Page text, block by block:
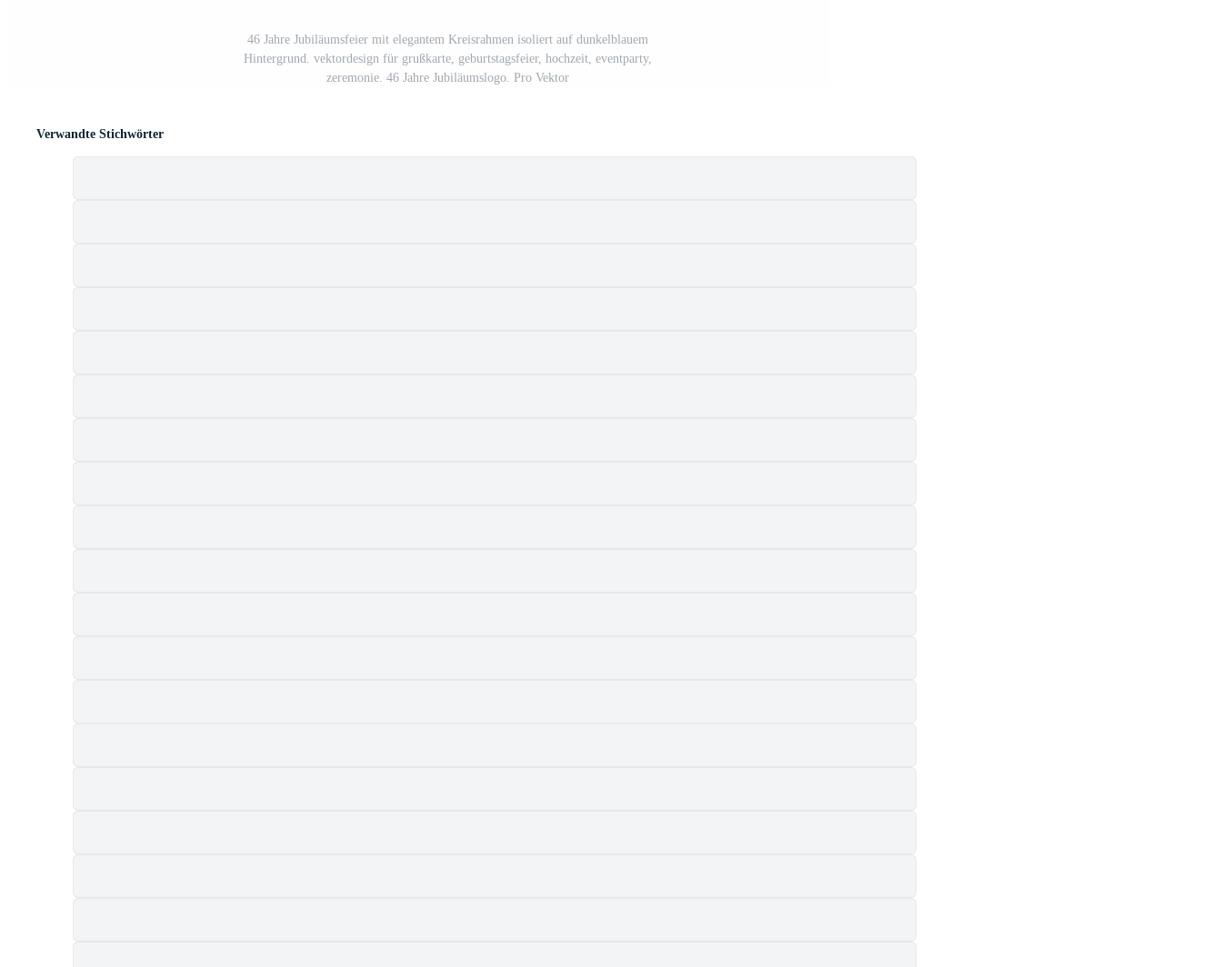
46 Jahre Jubiläumsfeier mit elegantem Kreisrahmen isoliert auf dunkelblauem
Hintergrund. vektordesign für grußkarte, geburtstagsfeier, hochzeit, eventparty,
zeremonie. 46 Jahre Jubiläumslogo. Pro Vektor
Verwandte Stichwörter